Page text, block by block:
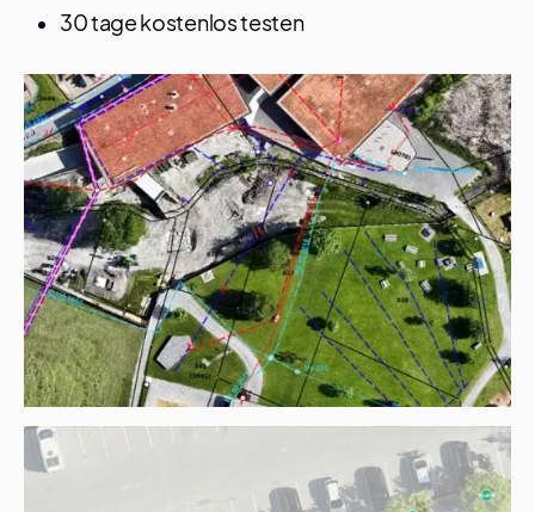
30 tage kostenlos testen